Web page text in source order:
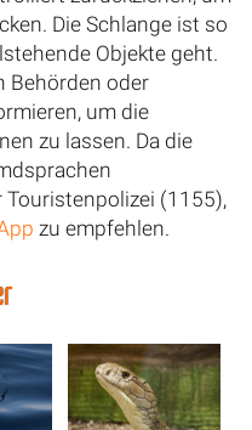
Die Schlange ist so
Objekte geht.
Behörden oder
um die
zu lassen. Da die
Touristenpolizei (1155),
zu empfehlen.